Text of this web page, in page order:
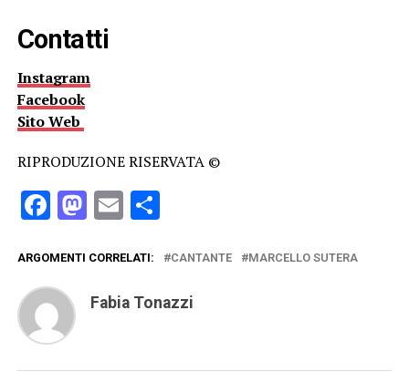
Contatti
Instagram
Facebook
Sito Web
RIPRODUZIONE RISERVATA ©
Facebook
Mastodon
EmailCondividi
ARGOMENTI CORRELATI: CANTANTE MARCELLO SUTERA
Fabia Tonazzi